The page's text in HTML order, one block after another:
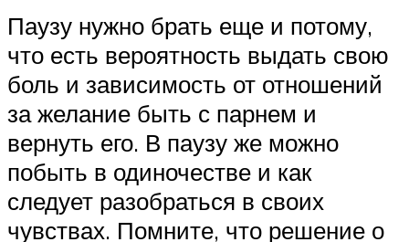
Паузу нужно брать еще и потому,
что есть вероятность выдать свою
боль и зависимость от отношений
за желание быть с парнем и
вернуть его. В паузу же можно
побыть в одиночестве и как
следует разобраться в своих
чувствах. Помните, что решение о